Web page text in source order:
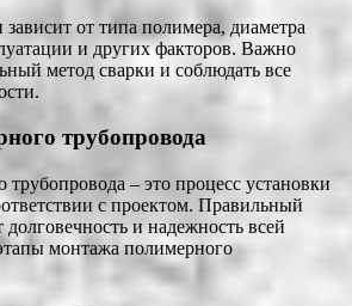
от типа полимера, диаметра
и других факторов. Важно
метод сварки и соблюдать все
трубопровода
– это процесс установки
с проектом. Правильный
и надежность всей
монтажа полимерного